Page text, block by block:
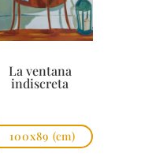
La ventana
indiscreta
100x89 (cm)